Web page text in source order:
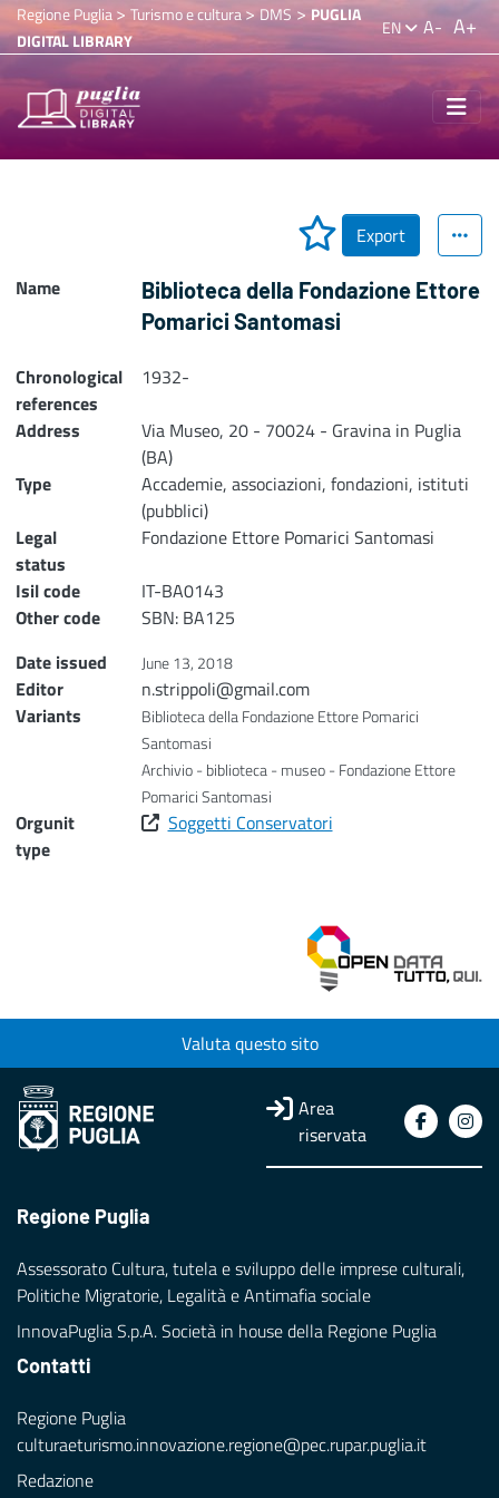
Regione Puglia> Turismo e cultura>DMS > PUGLIA
DIGITAL LIBRARY
EN A- A+
Export
Name
Biblioteca della Fondazione Ettore
Pomarici Santomasi
Chronological
references
1932-
Address
Via Museo, 20 - 70024 - Gravina in Puglia
(BA)
Type
Accademie, associazioni, fondazioni, istituti
(pubblici)
Legal
status
Fondazione Ettore Pomarici Santomasi
Isil code
IT-BA0143
Other code
SBN: BA125
Date issued
June 13, 2018
Editor
n.strippoli@gmail.com
Variants
Biblioteca della Fondazione Ettore Pomarici
Santomasi
Archivio - biblioteca - museo - Fondazione Ettore
Pomarici Santomasi
Orgunit
type
Soggetti Conservatori
Valuta questo sito
Area
riservata
Regione Puglia
Assessorato Cultura, tutela e sviluppo delle imprese culturali,
Politiche Migratorie, Legalità e Antimafia sociale
InnovaPuglia S.p.A. Società in house della Regione Puglia
Contatti
Regione Puglia
culturaeturismo.innovazione.regione@pec.rupar.puglia.it
Redazione